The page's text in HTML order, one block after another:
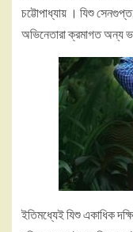
চট্টোপাধ্যায় । যিশু
অভিনেতারা ক্রমাগত অন্য
ইতিমধ্যেই যিশু একাধিক